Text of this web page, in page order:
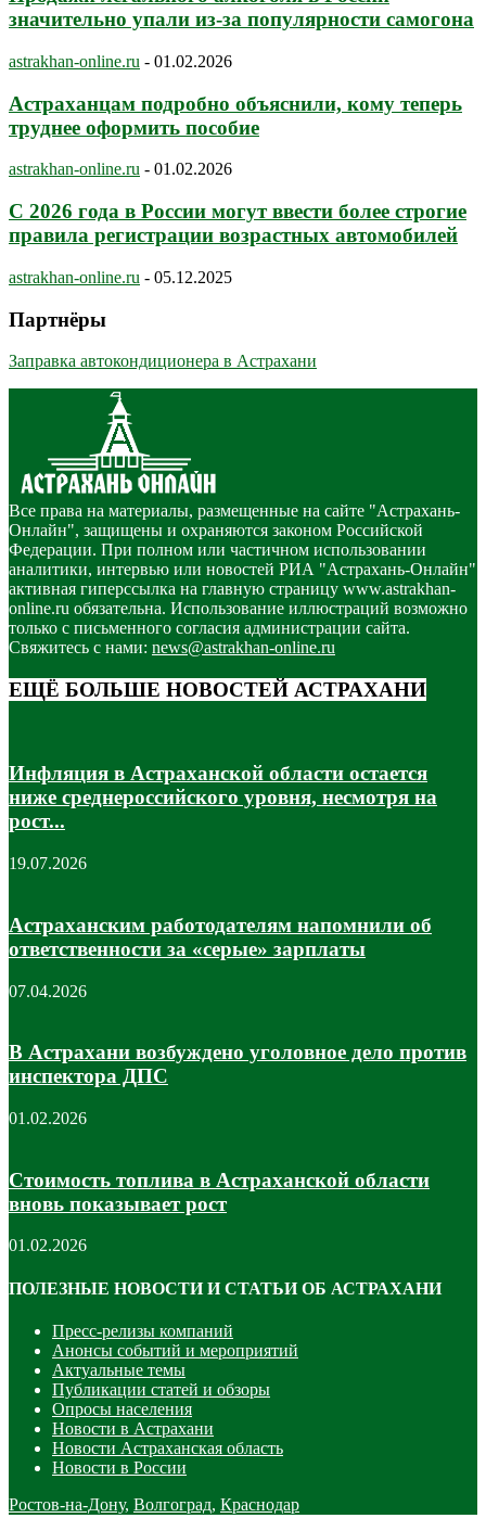
значительно упали из-за популярности самогона
astrakhan-online.ru - 01.02.2026
Астраханцам подробно объяснили, кому теперь
труднее оформить пособие
astrakhan-online.ru - 01.02.2026
С 2026 года в России могут ввести более строгие
правила регистрации возрастных автомобилей
astrakhan-online.ru - 05.12.2025
Партнёры
Заправка автокондиционера в Астрахани
Все права на материалы, размещенные на сайте "Астрахань-
Онлайн", защищены и охраняются законом Российской
Федерации. При полном или частичном использовании
аналитики, интервью или новостей РИА "Астрахань-Онлайн"
активная гиперссылка на главную страницу www.astrakhan-
online.ru обязательна. Использование иллюстраций возможно
только с письменного согласия администрации сайта.
Свяжитесь с нами: news@astrakhan-online.ru
ЕЩЁ БОЛЬШЕ НОВОСТЕЙ АСТРАХАНИ
Инфляция в Астраханской области остается
ниже среднероссийского уровня, несмотря на
рост...
19.07.2026
Астраханским работодателям напомнили об
ответственности за «серые» зарплаты
07.04.2026
В Астрахани возбуждено уголовное дело против
инспектора ДПС
01.02.2026
Стоимость топлива в Астраханской области
вновь показывает рост
01.02.2026
ПОЛЕЗНЫЕ НОВОСТИ И СТАТЬИ ОБ АСТРАХАНИ
Пресс-релизы компаний
Анонсы событий и мероприятий
Актуальные темы
Публикации статей и обзоры
Опросы населения
Новости в Астрахани
Новости Астраханская область
Новости в России
Ростов-на-Дону, Волгоград, Краснодар